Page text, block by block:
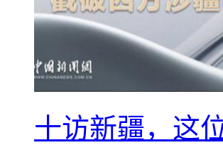
十访新疆，这